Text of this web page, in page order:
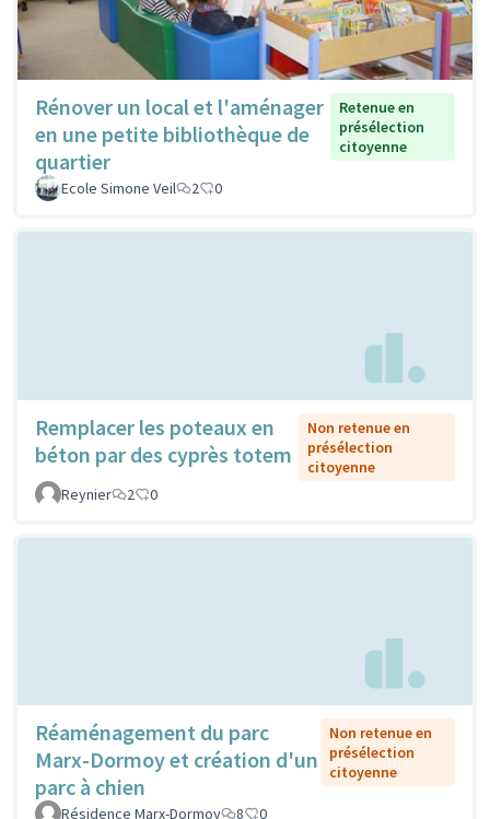
Rénover un local et l'aménager
en une petite bibliothèque de
quartier
Retenue en
présélection
citoyenne
Ecole Simone Veil 2 0
Remplacer les poteaux en
béton par des cyprès totem
Non retenue en
présélection
citoyenne
Reynier
2 0
Réaménagement du parc
Marx-Dormoy et création d'un
parc à chien
Non retenue en
présélection
citoyenne
Résidence Marx-Dormoy 8 0